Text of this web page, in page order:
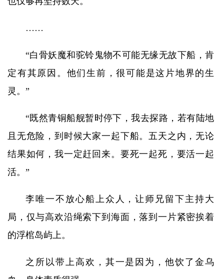
……
“白骨妖魔和驼铃鬼物不可能无缘无故下船，肯
定有其原因。他们生前，很可能是这片地界的生
灵。”
“既然青铜船舰暂时停下，我去探路，若有陆地
且无危险，到时候大家一起下船。五天之内，无论
结果如何，我一定赶回来。要死一起死，要活一起
活。”
李唯一不放心船上众人，让师兄留下主持大
局，仅与高欢沿绳索下到海面，落到一片紧密挨着
的浮棺岛屿上。
之所以带上高欢，其一是因为，他饮了金乌